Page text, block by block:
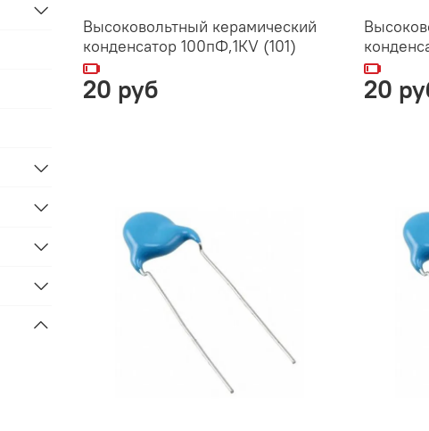
Высоковольтный керамический
конденсатор 100пФ,1КV (101)
20 руб 20